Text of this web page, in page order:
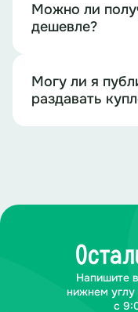
Можно ли
дешевле?
Могу ли я
раздавать
Напишите
нижнем углу
с